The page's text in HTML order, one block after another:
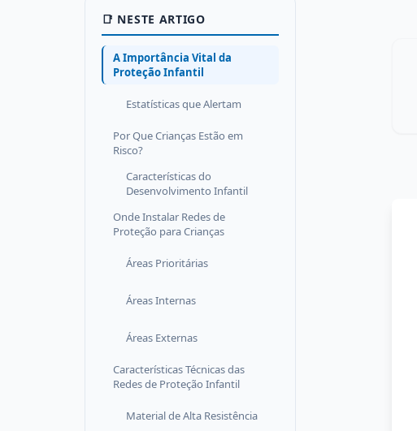
📑 NESTE ARTIGO
A Importância Vital da
Proteção Infantil
Estatísticas que Alertam
Por Que Crianças Estão em
Risco?
Características do
Desenvolvimento Infantil
Onde Instalar Redes de
Proteção para Crianças
Áreas Prioritárias
Áreas Internas
Áreas Externas
Características Técnicas das
Redes de Proteção Infantil
Material de Alta Resistência